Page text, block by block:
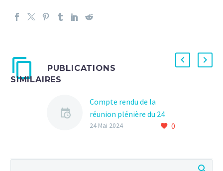
PUBLICATIONS
SIMILAIRES
Compte rendu de la
réunion plénière du 24
AVRIL 2024
0
24 Mai 2024